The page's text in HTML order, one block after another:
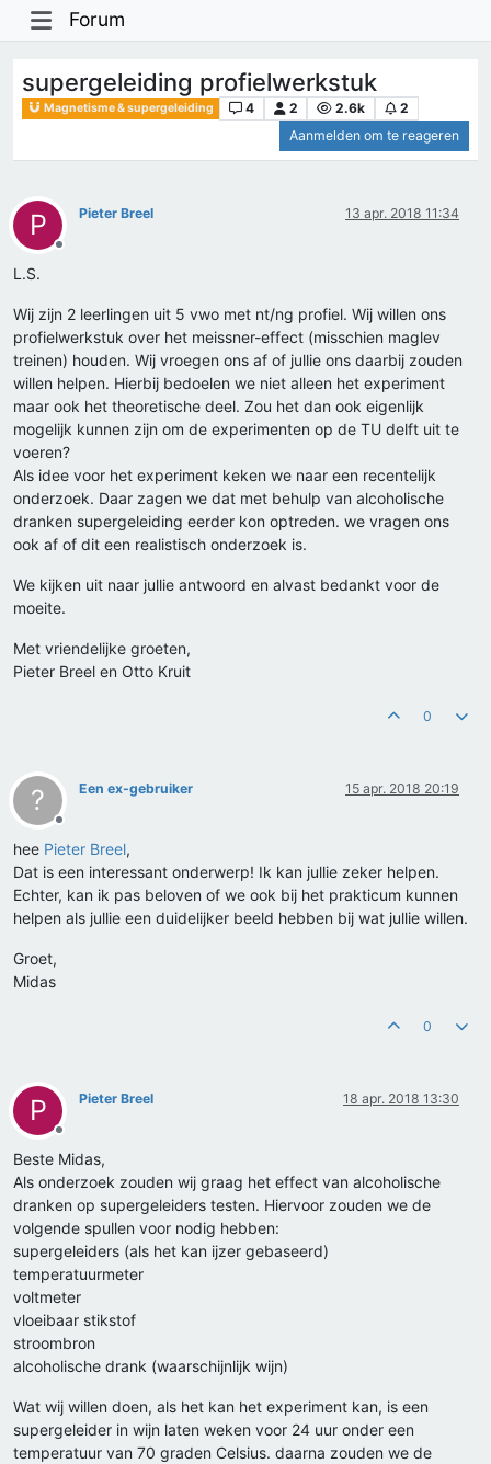
Forum
supergeleiding profielwerkstuk
Magnetisme & supergeleiding 4 2 2.6k
2
Aanmelden om te reageren
P
Offline
Pieter Breel 13 apr. 2018 11:34
L.S.
Wij zijn 2 leerlingen uit 5 vwo met nt/ng profiel. Wij willen ons
profielwerkstuk over het meissner-effect (misschien maglev
treinen) houden. Wij vroegen ons af of jullie ons daarbij zouden
willen helpen. Hierbij bedoelen we niet alleen het experiment
maar ook het theoretische deel. Zou het dan ook eigenlijk
mogelijk kunnen zijn om de experimenten op de TU delft uit te
voeren?
Als idee voor het experiment keken we naar een recentelijk
onderzoek. Daar zagen we dat met behulp van alcoholische
dranken supergeleiding eerder kon optreden. we vragen ons
ook af of dit een realistisch onderzoek is.
We kijken uit naar jullie antwoord en alvast bedankt voor de
moeite.
Met vriendelijke groeten,
Pieter Breel en Otto Kruit
0
?
Offline
Een ex-gebruiker 15 apr. 2018 20:19
hee Pieter Breel,
Dat is een interessant onderwerp! Ik kan jullie zeker helpen.
Echter, kan ik pas beloven of we ook bij het prakticum kunnen
helpen als jullie een duidelijker beeld hebben bij wat jullie willen.
Groet,
Midas
0
P
Offline
Pieter Breel 18 apr. 2018 13:30
Beste Midas,
Als onderzoek zouden wij graag het effect van alcoholische
dranken op supergeleiders testen. Hiervoor zouden we de
volgende spullen voor nodig hebben:
supergeleiders (als het kan ijzer gebaseerd)
temperatuurmeter
voltmeter
vloeibaar stikstof
stroombron
alcoholische drank (waarschijnlijk wijn)
Wat wij willen doen, als het kan het experiment kan, is een
supergeleider in wijn laten weken voor 24 uur onder een
temperatuur van 70 graden Celsius. daarna zouden we de